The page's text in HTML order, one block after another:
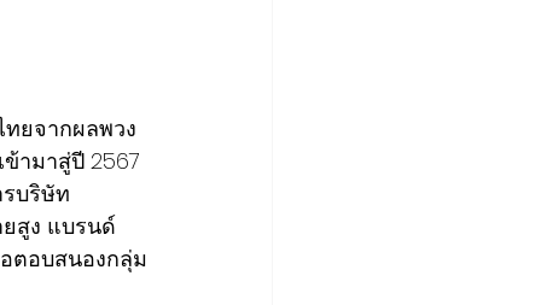
ยจากผลพวง
ามาสู่ปี 2567
บริษัท
สูง แบรนด์
ตอบสนองกลุ่ม